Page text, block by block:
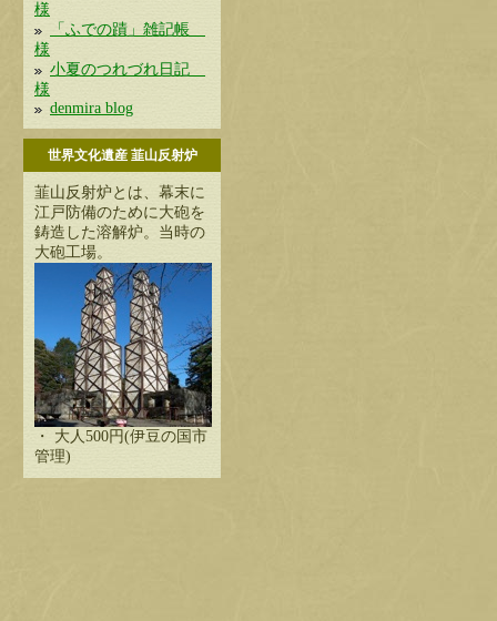
様
「ふでの蹟」雑記帳
様
小夏のつれづれ日記
様
denmira blog
世界文化遺産 韮山反射炉
韮山反射炉とは、幕末に
江戸防備のために大砲を
鋳造した溶解炉。当時の
大砲工場。
・ 大人500円(伊豆の国市
管理)